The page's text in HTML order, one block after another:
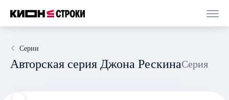
Серии
Авторская серия Джона Рескина Серия